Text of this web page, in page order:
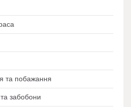
та побажання
забобони